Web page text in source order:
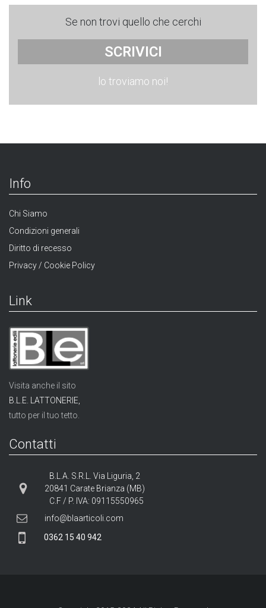
Se non trovi quello che cerchi
SCRIVICI
lo troviamo noi!
Info
Chi Siamo
Condizioni generali
Diritto di recesso
Privacy / Cookie Policy
Link
Visita anche il sito
B.L.E. LATTONERIE,
tutto per il tuo tetto.
Contatti
B.L.A. S.R.L. Via Liguria, 2
20841 Carate Brianza (MB)
C.F / P. IVA: 09115550965
info@blaarticoli.com
0362 15 40 942